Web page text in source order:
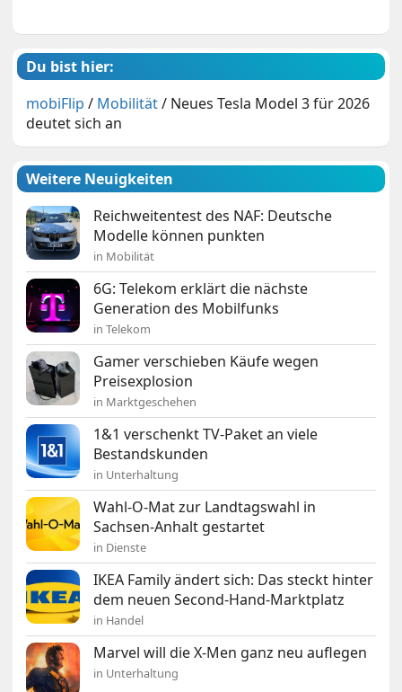
Du bist hier:
mobiFlip / Mobilität/ Neues Tesla Model 3 für 2026
deutet sich an
Weitere Neuigkeiten
Reichweitentest des NAF: Deutsche
Modelle können punkten
in Mobilität
6G: Telekom erklärt die nächste
Generation des Mobilfunks
in Telekom
Gamer verschieben Käufe wegen
Preisexplosion
in Marktgeschehen
1&1 verschenkt TV-Paket an viele
Bestandskunden
in Unterhaltung
Wahl-O-Mat zur Landtagswahl in
Sachsen-Anhalt gestartet
in Dienste
IKEA Family ändert sich: Das steckt hinter
dem neuen Second-Hand-Marktplatz
in Handel
Marvel will die X-Men ganz neu auflegen
in Unterhaltung